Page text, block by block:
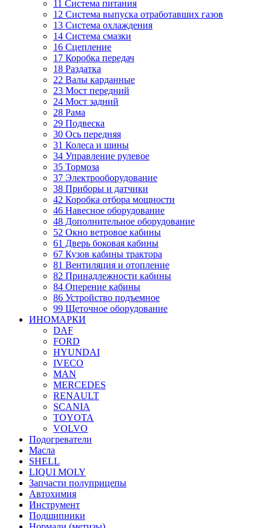
11 Система питания
12 Система выпуска отработавших газов
13 Система охлаждения
14 Система смазки
16 Сцепление
17 Коробка передач
18 Раздатка
22 Валы карданные
23 Мост передний
24 Мост задний
28 Рама
29 Подвеска
30 Ось передняя
31 Колеса и шины
34 Управление рулевое
35 Тормоза
37 Электрооборудование
38 Приборы и датчики
42 Коробка отбора мощности
46 Навесное оборудование
48 Дополнительное оборудование
52 Окно ветровое кабины
61 Дверь боковая кабины
67 Кузов кабины трактора
81 Вентиляция и отопление
82 Принадлежности кабины
84 Оперение кабины
86 Устройство подъемное
99 Щеточное оборудование
ИНОМАРКИ
DAF
FORD
HYUNDAI
IVECO
MAN
MERCEDES
RENAULT
SCANIA
TOYOTA
VOLVO
Подогреватели
Масла
SHELL
LIQUI MOLY
Запчасти полуприцепы
Автохимия
Инструмент
Подшипники